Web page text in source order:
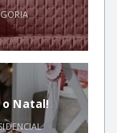
o Natal!